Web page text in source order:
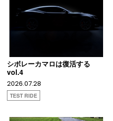
シボレーカマロは復活する
vol.4
2026.07.28
TEST RIDE